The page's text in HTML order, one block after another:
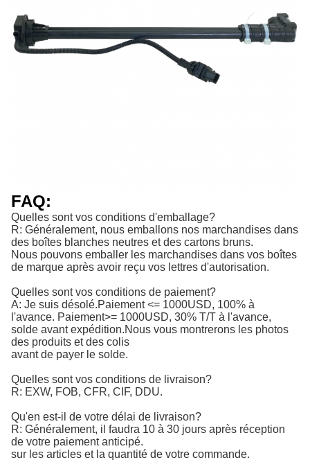
FAQ:
Quelles sont vos conditions d'emballage?
R: Généralement, nous emballons nos marchandises dans
des boîtes blanches neutres et des cartons bruns.
Nous pouvons emballer les marchandises dans vos boîtes
de marque après avoir reçu vos lettres d'autorisation.
Quelles sont vos conditions de paiement?
A: Je suis désolé.Paiement <= 1000USD, 100% à
l'avance. Paiement>= 1000USD, 30% T/T à l'avance,
solde avant expédition.Nous vous montrerons les photos
des produits et des colis
avant de payer le solde.
Quelles sont vos conditions de livraison?
R: EXW, FOB, CFR, CIF, DDU.
Qu'en est-il de votre délai de livraison?
R: Généralement, il faudra 10 à 30 jours après réception
de votre paiement anticipé.
sur les articles et la quantité de votre commande.